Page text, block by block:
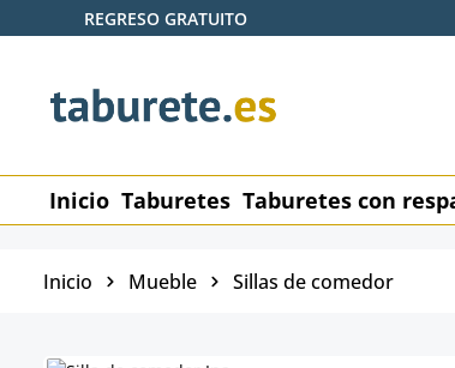
al contenido principal
Saltar a la búsqueda
Saltar a la navegación principal
REGRESO GRATUITO
Inicio Taburetes Taburetes con
Inicio Mueble Sillas de comedor